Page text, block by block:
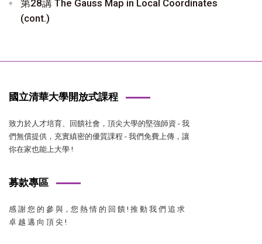
第28講 The Gauss Map in Local Coordinates
(cont.)
國立清華大學開放式課程
致力於人才培育、回饋社會，頂尖大學的堅強師資 - 我
們無償提供，充實縝密的優質課程 - 我們免費上傳，讓
你在家也能上大學 !
募款專區
感 謝 您 的 參 與，您 熱 情 的 回 饋 ! 推 動 我 們 追 求
卓 越 邁 向 頂 尖 !